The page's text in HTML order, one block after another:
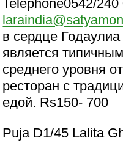
Telephone0542/240
в сердце
является
среднего уровня
ресторан с
едой. Rs150- 700
Puja D1/45 Lalita